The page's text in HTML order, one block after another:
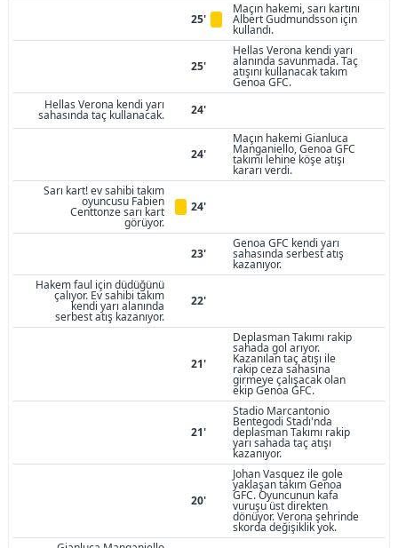
25'
Maçın hakemi, sarı kartını
Albert Gudmundsson için
kullandı.
25'
Hellas Verona kendi yarı
alanında savunmada. Taç
atışını kullanacak takım
Genoa GFC.
Hellas Verona kendi yarı
sahasında taç kullanacak. 24'
24'
Maçın hakemi Gianluca
Manganiello, Genoa GFC
takımı lehine köşe atışı
kararı verdi.
Sarı kart! ev sahibi takım
oyuncusu Fabien
Centtonze sarı kart
görüyor.
24'
23'
Genoa GFC kendi yarı
sahasında serbest atış
kazanıyor.
Hakem faul için düdüğünü
çalıyor. Ev sahibi takım
kendi yarı alanında
serbest atış kazanıyor.
22'
21'
Deplasman Takımı rakip
sahada gol arıyor.
Kazanılan taç atışı ile
rakip ceza sahasına
girmeye çalışacak olan
ekip Genoa GFC.
21'
Stadio Marcantonio
Bentegodi Stadı'nda
deplasman Takımı rakip
yarı sahada taç atışı
kazanıyor.
20'
Johan Vasquez ile gole
yaklaşan takım Genoa
GFC. Oyuncunun kafa
vuruşu üst direkten
dönüyor. Verona şehrinde
skorda değişiklik yok.